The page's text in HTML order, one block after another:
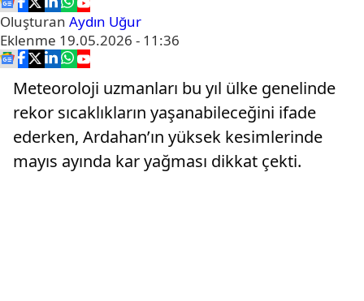
Oluşturan Aydın Uğur
Eklenme 19.05.2026 - 11:36
Meteoroloji uzmanları bu yıl ülke genelinde
rekor sıcaklıkların yaşanabileceğini ifade
ederken, Ardahan’ın yüksek kesimlerinde
mayıs ayında kar yağması dikkat çekti.